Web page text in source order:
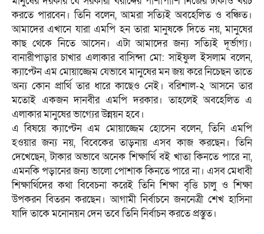
করতে পারবেন। তিনি বলেন, আমরা সত্যিই অবহেলিত ও বঞ্চিত।
আমাদের এখানে যারা এমপি হন তারা মানুষকে দিতে নয়, মানুষের
কাছ থেকে নিতে আসেন। এটা আমাদের জন্য সত্যিই দূর্ভাগ্য।
বানারীপাড়ার চাখার এলাকার বাসিন্দা মো: সাইফুল ইসলাম বলেন,
ক্যাপ্টেন এম মোয়াজ্জেম যেভাবে মানুষের মন জয় করে নিচেছন তাতে
অন্য কোন প্রার্থি তার ধারে কাছেও নেই। বরিশাল-২ আসনে তার
মতোই একজন দানবীর এমপি দরকার। তাহলেই অবহেলিত এ
এলাকার মানুষের ভাগ্যের উন্নয়ন হবে।
এ বিষয়ে ক্যাপ্টেন এম মোয়াজ্জেম হোসেন বলেন, তিনি এমপি
হওয়ার জন্য নয়, বিবেকের তাড়নায় এসব কাজ করছেন। তিনি
দেখেছেন, টাকার অভাবে অনেক শিক্ষার্থি বই খাতা কিনতে পারে না,
এমনকি পড়ানের জন্য ভালো পোশাক কিনতে পারে না। এসব মেধাবী
শিক্ষার্থিদের কথা বিবেচনা করেই তিনি শিক্ষা বৃত্তি চালু ও শিক্ষা
উপকরন বিতরন করছেন। আগামী নির্বাচনে জননেত্রী শেখ হাসিনা
যাদি তাকে মনোনয়ন দেন তবে তিনি নির্বাচন করতে প্রস্তুত।